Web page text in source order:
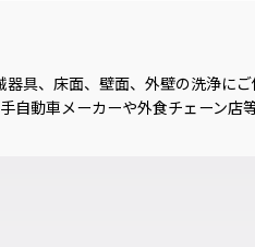
具、床面、壁面、外壁の洗浄に
自動車メーカーや外食チェーン店